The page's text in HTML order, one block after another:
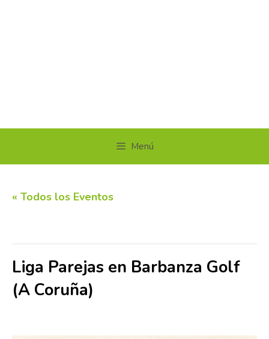
Menú
« Todos los Eventos
Liga Parejas en Barbanza Golf
(A Coruña)